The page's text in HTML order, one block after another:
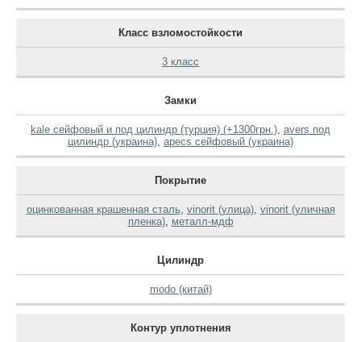
Класс взломостойкости
3 класс
Замки
kale сейфовый и под цилиндр (турция) (+1300грн.), avers под
цилиндр (украина), apecs сейфовый (украина)
Покрытие
оцинкованная крашенная сталь, vinorit (улица), vinorit (уличная
пленка), металл-мдф
Цилиндр
modo (китай)
Контур уплотнения